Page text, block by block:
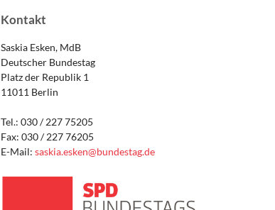
Kontakt
Saskia Esken, MdB
Deutscher Bundestag
Platz der Republik 1
11011 Berlin
Tel.: 030 / 227 75205
Fax: 030 / 227 76205
E-Mail:saskia.esken@bundestag.de